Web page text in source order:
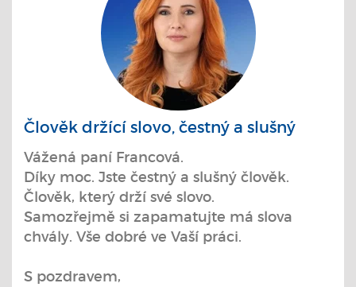
Člověk držící slovo, čestný a slušný
Vážená paní Francová.
Díky moc. Jste čestný a slušný člověk.
Člověk, který drží své slovo.
Samozřejmě si zapamatujte má slova
chvály. Vše dobré ve Vaší práci.
S pozdravem,​